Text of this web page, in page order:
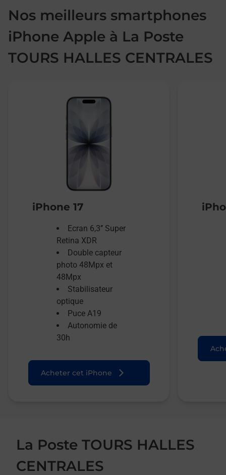
Nos meilleurs smartphones
iPhone Apple à La Poste
TOURS HALLES CENTRALES
iPhone 17
Ecran 6,3’’ Super
Retina XDR
Double capteur
photo 48Mpx et
48Mpx
Stabilisateur
optique
Puce A19
Autonomie de
30h
Acheter cet iPhone
La Poste TOURS HALLES
CENTRALES